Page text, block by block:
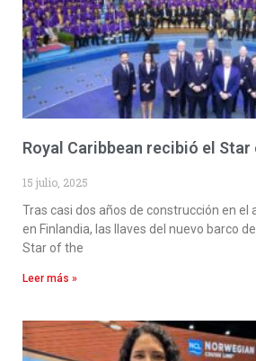
Royal Caribbean recibió el Star
15 julio, 2025
Tras casi dos años de construcción en el
en Finlandia, las llaves del nuevo barco
Star of the
Leer más »